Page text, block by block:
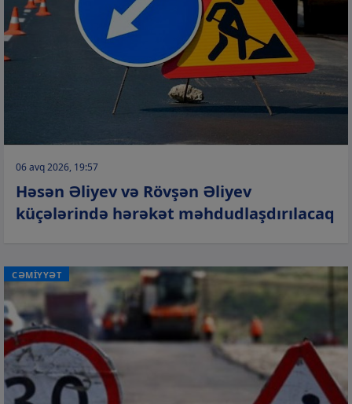
06 avq 2026, 19:57
Həsən Əliyev və Rövşən Əliyev
küçələrində hərəkət məhdudlaşdırılacaq
CƏMİYYƏT